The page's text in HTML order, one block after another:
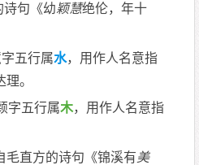
句《幼颖慧绝伦，年十
五行属水，用作人名意指
。
字五行属木，用作人名意指
直方的诗句《锦溪有美